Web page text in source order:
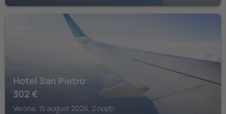
Hotel San Pietro
302 €
Verona, 15 august 2026, 2 nopți